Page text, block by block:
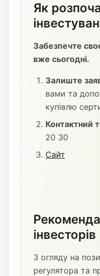
Як
Забезпечте
вже сьогодні.
Залиште
вами та
купівлю
Контактний
20 30
Сайт
інвесторів
З огляду на
регулятора та